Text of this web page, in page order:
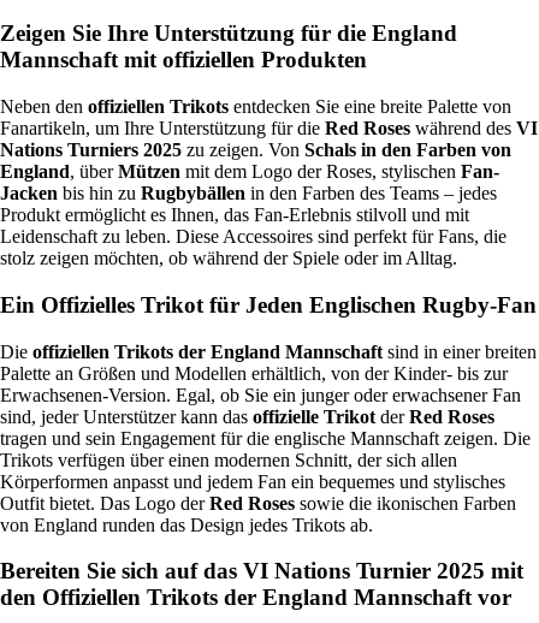
Zeigen Sie Ihre Unterstützung für die England
Mannschaft mit offiziellen Produkten
Neben den offiziellen Trikots entdecken Sie eine breite Palette von
Fanartikeln, um Ihre Unterstützung für die Red Roses während des VI
Nations Turniers 2025 zu zeigen. Von Schals in den Farben von
England, überMützen mit dem Logo der Roses, stylischen Fan-
Jacken bis hin zu Rugbybällen in den Farben des Teams – jedes
Produkt ermöglicht es Ihnen, das Fan-Erlebnis stilvoll und mit
Leidenschaft zu leben. Diese Accessoires sind perfekt für Fans, die
stolz zeigen möchten, ob während der Spiele oder im Alltag.
Ein Offizielles Trikot für Jeden Englischen Rugby-Fan
Die offiziellen Trikots der England Mannschaft sind in einer breiten
Palette an Größen und Modellen erhältlich, von der Kinder- bis zur
Erwachsenen-Version. Egal, ob Sie ein junger oder erwachsener Fan
sind, jeder Unterstützer kann das offizielle Trikot derRed Roses
tragen und sein Engagement für die englische Mannschaft zeigen. Die
Trikots verfügen über einen modernen Schnitt, der sich allen
Körperformen anpasst und jedem Fan ein bequemes und stylisches
Outfit bietet. Das Logo derRed Roses sowie die ikonischen Farben
von England runden das Design jedes Trikots ab.
Bereiten Sie sich auf das VI Nations Turnier 2025 mit
den Offiziellen Trikots der England Mannschaft vor